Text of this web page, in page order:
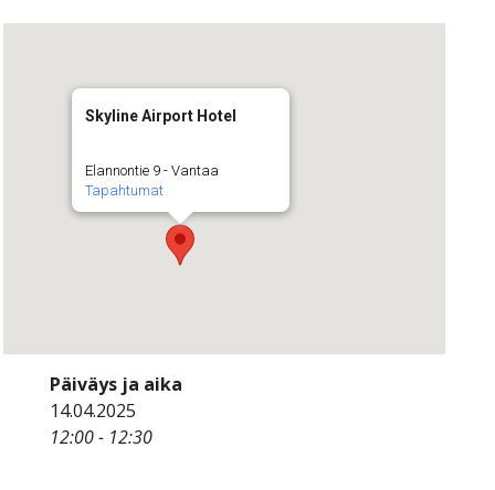
Skyline Airport Hotel
Elannontie 9 - Vantaa
Tapahtumat
Päiväys ja aika
14.04.2025
12:00 - 12:30